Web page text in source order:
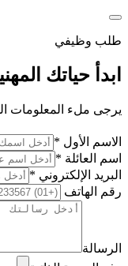
طلب وظيفي
ابدأ حياتك
يرجى ملء المعلومات
الاسم الأول *
اسم العائلة *
البريد الإلكتروني *
رقم الهاتف
الرسالة